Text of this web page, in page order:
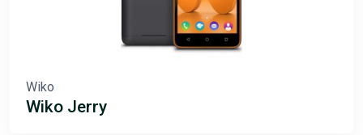
Wiko
Wiko Jerry